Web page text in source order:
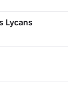
Lycans